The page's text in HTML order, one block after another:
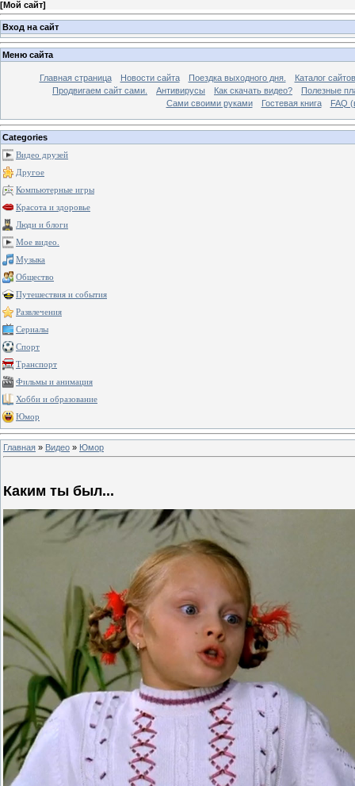
[Мой сайт]
Вход на сайт
Меню сайта
Главная страница Новости сайта Поездка выходного дня.
Каталог сайтов
Продвигаем сайт сами.
Антивирусы Как скачать видео?
Полезные
Сами своими руками
Гостевая книга FAQ
Categories
Видео друзей
Другое
Компьютерные игры
Красота и здоровье
Люди и блоги
Мое видео.
Музыка
Общество
Путешествия и события
Развлечения
Сериалы
Спорт
Транспорт
Фильмы и анимация
Хобби и образование
Юмор
Главная » Видео » Юмор
Каким ты был...